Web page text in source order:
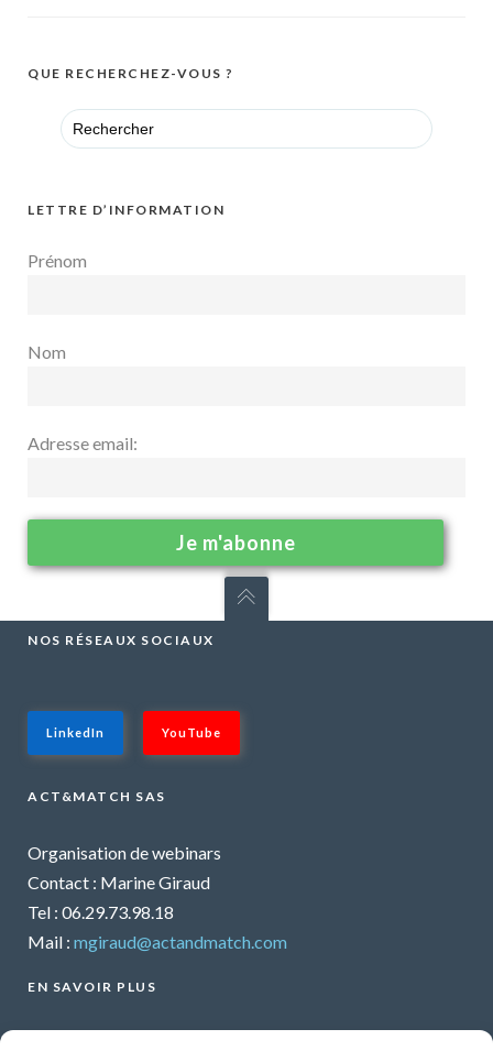
QUE RECHERCHEZ-VOUS ?
Search
for:
LETTRE D’INFORMATION
Prénom
Nom
Adresse email:
NOS RÉSEAUX SOCIAUX
LinkedIn YouTube
ACT&MATCH SAS
Organisation de webinars
Contact : Marine Giraud
Tel : 06.29.73.98.18
Mail : mgiraud@actandmatch.com
EN SAVOIR PLUS